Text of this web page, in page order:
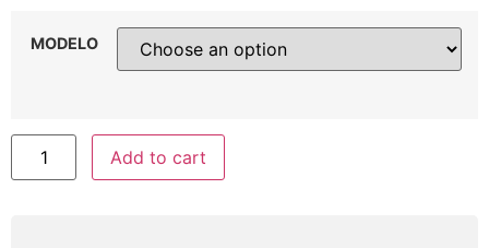
MODELO
Add to cart